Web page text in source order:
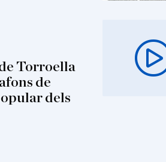
Torroella
de
dels